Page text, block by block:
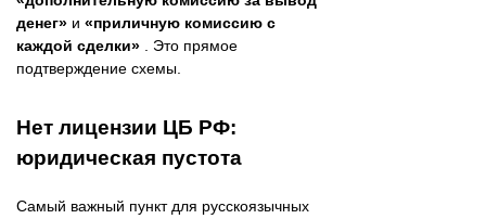
денег» и «приличную комиссию с
каждой сделки» . Это прямое
подтверждение схемы.
Нет лицензии ЦБ РФ:
юридическая пустота
Самый важный пункт для русскоязычных